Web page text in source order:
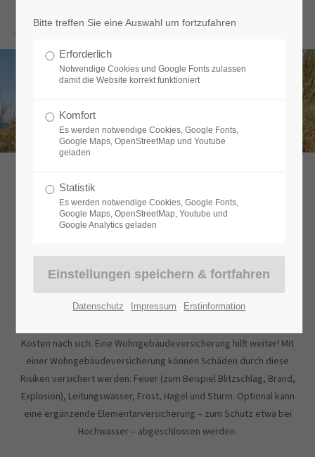
Wohngebäudeversicherung
Den Traum vom eigenen Zuhause haben viele Menschen. Die
eigenen vier Wände sind jedoch einigen Gefahren ausgesetzt und
sollten daher umfassend abgesichert werden. Denn wird das
Kosten nach sich. Eine Wohngebäudeversicherung hilft weiter! Mit
einer Wohngebäudeversicherung können Schäden durch diese
Risiken versichert werden: Feuer (zum Beispiel Blitzschlag, Brand,
Explosion), Leitungswasser, Frost, Hagel und Sturm. Optional kann
eine ergänzende Elementarversicherung – zum Schutz etwa bei
Hochwasser – abgeschlossen werden.
Bitte treffen Sie eine Auswahl um fortzufahren
Erforderlich
Notwendige Cookies und Google Fonts zulassen
damit die Website korrekt funktioniert
Komfort
Es werden notwendige Cookies, Google Fonts,
Google Maps, OpenStreetMap und Youtube
geladen
Statistik
Es werden notwendige Cookies, Google Fonts,
Google Maps, OpenStreetMap, Youtube und
Google Analytics geladen
Datenschutz Impressum Erstinformation